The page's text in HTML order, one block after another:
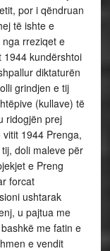
por i qëndruan
të ishte e
rreziqet e
1944 kundërshtoi
diktaturën
grindjen e tij
(kullave) të
ridogjën prej
1944 Prenga,
doli maleve për
e Preng
forcat
ushtarak
u pajtua me
me fatin e
e vendit